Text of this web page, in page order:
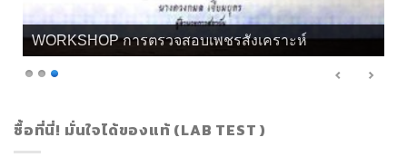
เกียรติบัตร จิวลี่ และอัญมณี คุณทิพย์
ซื้อที่นี่! มั่นใจได้ของแท้ (LAB TEST )